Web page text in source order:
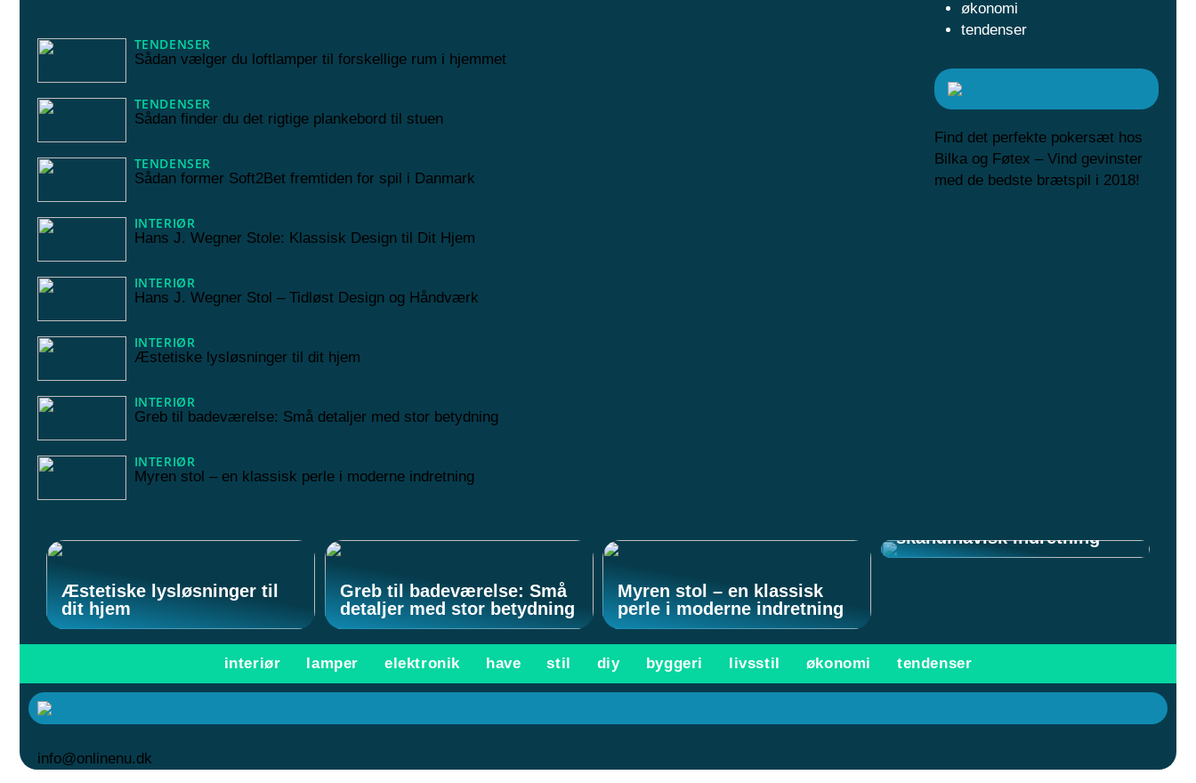
TENDENSER
Sådan vælger du loftlamper til forskellige rum i hjemmet
TENDENSER
Sådan finder du det rigtige plankebord til stuen
TENDENSER
Sådan former Soft2Bet fremtiden for spil i Danmark
INTERIØR
Hans J. Wegner Stole: Klassisk Design til Dit Hjem
INTERIØR
Hans J. Wegner Stol – Tidløst Design og Håndværk
INTERIØR
Æstetiske lysløsninger til dit hjem
INTERIØR
Greb til badeværelse: Små detaljer med stor betydning
INTERIØR
Myren stol – en klassisk perle i moderne indretning
økonomi
tendenser
Find det perfekte pokersæt hos
Bilka og Føtex – Vind gevinster
med de bedste brætspil i 2018!
Æstetiske lysløsninger til
dit hjem
Greb til badeværelse: Små
detaljer med stor betydning
Myren stol – en klassisk
perle i moderne indretning
skandinavisk indretning
interiør lamper elektronik have stil diy byggeri livsstil økonomi tendenser
info@onlinenu.dk